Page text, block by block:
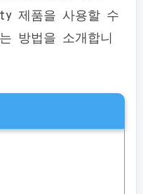
제품을 사용할 수
방법을 소개합니